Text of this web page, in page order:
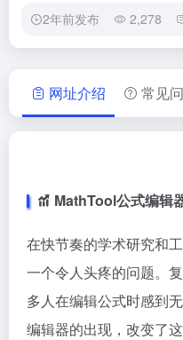
2年前发布 2,278
网址介绍 常见
MathTool公式编辑
在快节奏的学术研究和
一个令人头疼的问题。
多人在编辑公式时感到
编辑器的出现，改变了这